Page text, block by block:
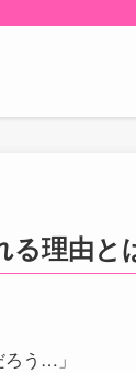
る理由
ろう…」